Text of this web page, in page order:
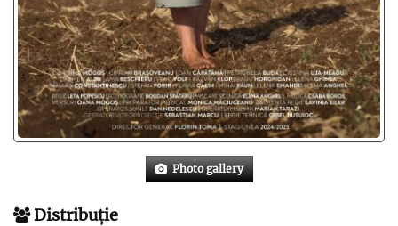
Photo gallery
Distribuție